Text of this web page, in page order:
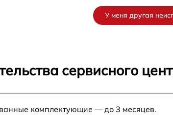
SAIM
от 60 мин
У меня другая
сервисного
комплектующие — до 3 месяцев.